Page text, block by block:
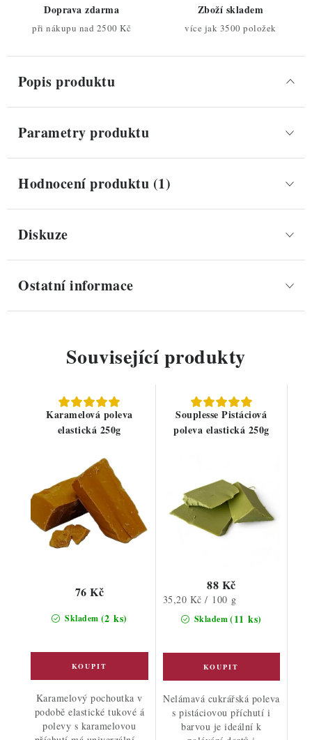
Doprava zdarma
při nákupu nad 2500 Kč
Zboží skladem
více jak 3500 položek
Popis produktu
Parametry produktu
Hodnocení produktu (1)
Diskuze
Ostatní informace
Související produkty
Karamelová poleva
elastická 250g
Skladem (2 ks)
76 Kč
Karamelový pochoutka v
podobě elastické tukové á
polevy s karamelovou
Souplesse Pistáciová
poleva elastická 250g
Skladem(11 ks)
88 Kč
Měrná
cena:
35,20 Kč / 100 g
Nelámavá cukrářská poleva
s pistáciovou příchutí i
barvou je ideální k